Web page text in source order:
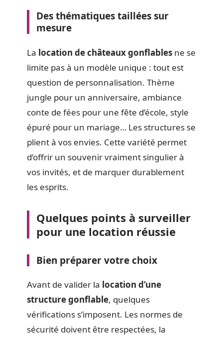
Des thématiques taillées sur
mesure
La location de châteaux gonflables ne se
limite pas à un modèle unique : tout est
question de personnalisation. Thème
jungle pour un anniversaire, ambiance
conte de fées pour une fête d’école, style
épuré pour un mariage… Les structures se
plient à vos envies. Cette variété permet
d’offrir un souvenir vraiment singulier à
vos invités, et de marquer durablement
les esprits.
Quelques points à surveiller
pour une location réussie
Bien préparer votre choix
Avant de valider la location d’une
structure gonflable, quelques
vérifications s’imposent. Les normes de
sécurité doivent être respectées, la